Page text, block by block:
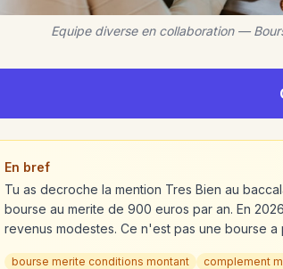
Equipe diverse en collaboration —
En bref
Tu as decroche la mention Tres Bien au
bourse au merite de 900 euros par an. En
revenus modestes. Ce n'est pas une bourse a
bourse merite conditions montant complement